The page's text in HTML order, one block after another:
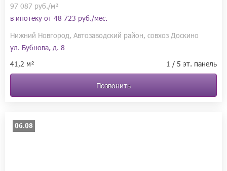
97 087 руб./м²
в ипотеку от 48 723 руб./мес.
Нижний Новгород, Автозаводский район, совхоз Доскино
ул. Бубнова, д. 8
41,2 м²
1 / 5 эт. панель
Позвонить
06.08